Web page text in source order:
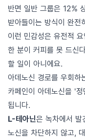
반면 일반 그룹은 12%
받아들이는 방식이 완전
이런 민감성은 유전적
한 분이 커피를 못 드신
할 일이 아니에요.
아데노신 경로를 우회하
카페인이 아데노신을 '
됩니다.
L-테아닌은 녹차에서 발
노신을 차단하지 않고,